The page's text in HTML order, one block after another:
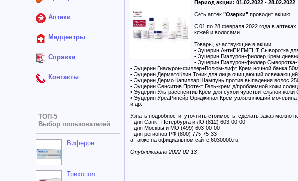
Аптеки
Медцентры
Справка
Контакты
ТОП-5
Выбор пользователей
Виферон
Трихопол
Период акции: 01.02.2022 - 28.02.2022
Сеть аптек "Озерки" проводит акцию.
С 01 по 28 февраля 2022 года в
кожей и волосами
Товары, участвующие в акции:
• Эуцерин АнтиПИГМЕНТ Сыворотка
• Эуцерин Гиалурон-филлер Крем
• Эуцерин Гиалурон-филлер
• Эуцерин Гиалурон-филлер+Волюм-лифт Крем ночной банка
• Эуцерин ДерматоКлин Тоник для лица очищающий
• Эуцерин Дермо Капиллар Шампунь против выпадения волос
• Эуцерин Сенситив Протект Гель-крем д/проблемной кожи
• Эуцерин Ультрасенситив Крем для сухой чувствительной кожи
• Эуцерин УреаРипейр Ориджинал Крем увляжняющий мочевина
и др.
Узнать подробности, уточнить стоимость, сделать заказ можно
- для Санкт-Петербурга и ЛО (812) 603-00-00
- для Москвы и МО (499) 603-00-00
- для регионов РФ (800) 775-75-33
а также на официальном сайте 6030000.ru
Опубликовано 2022-02-13